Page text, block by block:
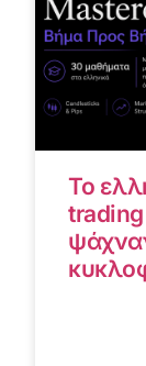
Το
trading